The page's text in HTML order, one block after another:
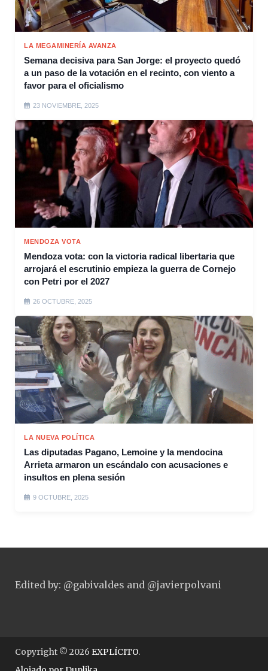
LA MEGAMINERÍA AVANZA
Semana decisiva para San Jorge: el proyecto quedó
a un paso de la votación en el recinto, con viento a
favor para el oficialismo
23 NOVIEMBRE, 2025
MENDOZA VOTA
Mendoza vota: con la victoria radical libertaria que
arrojará el escrutinio empieza la guerra de Cornejo
con Petri por el 2027
26 OCTUBRE, 2025
LA NUEVA POLÍTICA
Las diputadas Pagano, Lemoine y la mendocina
Arrieta armaron un escándalo con acusaciones e
insultos en plena sesión
9 OCTUBRE, 2025
Edited by: @gabivaldes and @javierpolvani
Copyright © 2026 EXPLÍCITO.